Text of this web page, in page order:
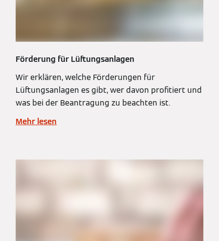
Förderung für Lüftungsanlagen
Wir erklären, welche Förderungen für
Lüftungsanlagen es gibt, wer davon profitiert und
was bei der Beantragung zu beachten ist.
Mehr lesen